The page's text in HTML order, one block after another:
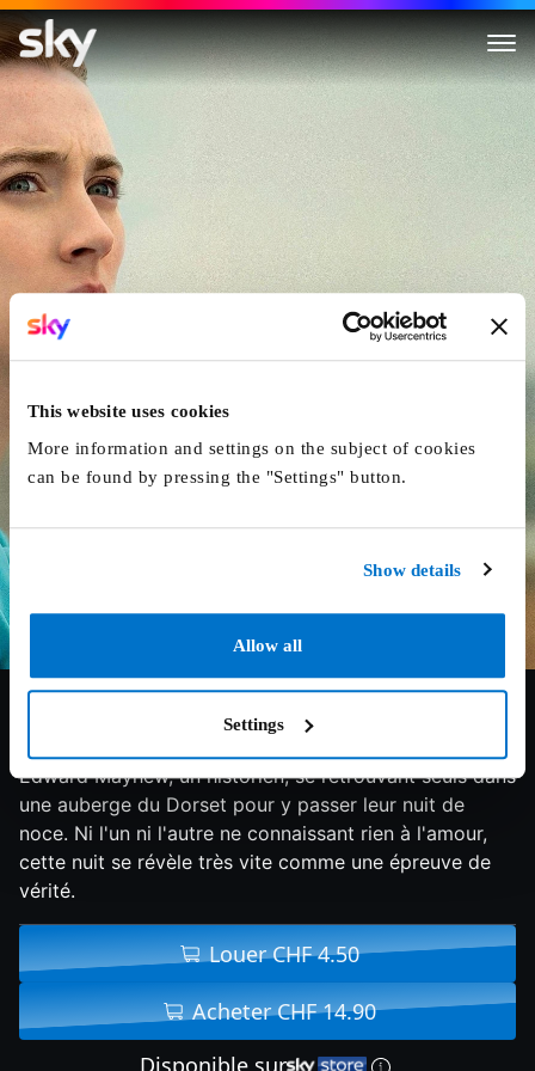
This website uses cookies
More information and settings on the subject of cookies
can be found by pressing the "Settings" button.
Show details
Allow all
Settings
Sur La Plage De Chesil
6.1/10 2018 105 min Drame
Edward Mayhew, un historien, se retrouvant seuls dans
une auberge du Dorset pour y passer leur nuit de
noce. Ni l'un ni l'autre ne connaissant rien à l'amour,
cette nuit se révèle très vite comme une épreuve de
vérité.
Louer CHF 4.50
Acheter CHF 14.90
Disponible sur